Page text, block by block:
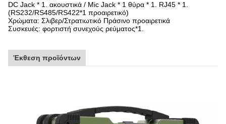
DC Jack * 1. ακουστικά / Mic Jack * 1 θύρα * 1. RJ45 * 1.
(RS232/RS485/RS422*1 προαιρετικό)
Χρώματα: Σλιβερ/Στρατιωτικό Πράσινο προαιρετικά
Συσκευές: φορτιστή συνεχούς ρεύματος*1.
Έκθεση προϊόντων